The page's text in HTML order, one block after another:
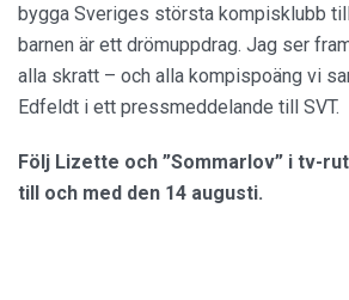
bygga Sveriges största kompisklubb
barnen är ett drömuppdrag. Jag ser
alla skratt – och alla kompispoäng vi
Edfeldt i ett pressmeddelande till SVT.
Följ Lizette och ”Sommarlov” i tv-
till och med den 14 augusti.